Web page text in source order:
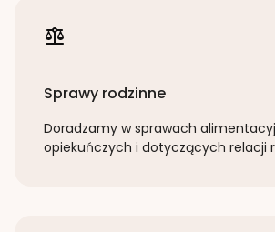
Sprawy rodzinne
Doradzamy w sprawach
opiekuńczych i dotyczących relacji